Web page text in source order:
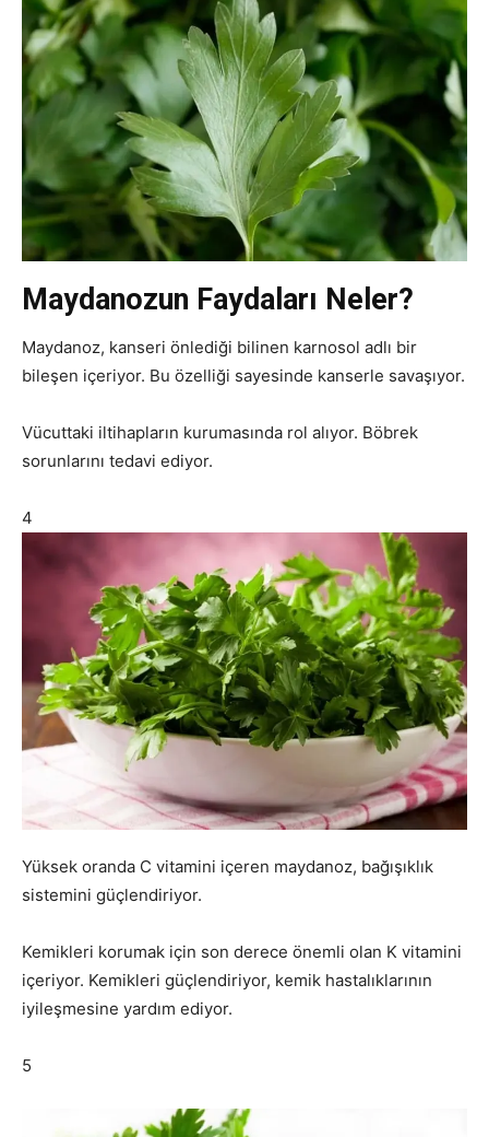
Maydanozun Faydaları Neler?
Maydanoz, kanseri önlediği bilinen karnosol adlı bir
bileşen içeriyor. Bu özelliği sayesinde kanserle savaşıyor.
Vücuttaki iltihapların kurumasında rol alıyor. Böbrek
sorunlarını tedavi ediyor.
4
Yüksek oranda C vitamini içeren maydanoz, bağışıklık
sistemini güçlendiriyor.
Kemikleri korumak için son derece önemli olan K vitamini
içeriyor. Kemikleri güçlendiriyor, kemik hastalıklarının
iyileşmesine yardım ediyor.
5